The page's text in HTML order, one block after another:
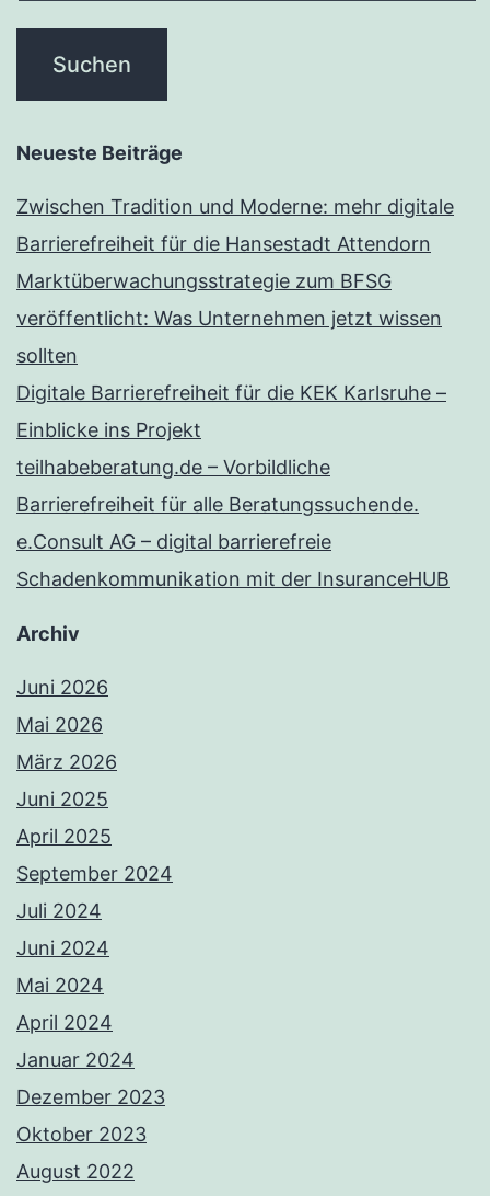
Neueste Beiträge
Zwischen Tradition und Moderne: mehr digitale
Barrierefreiheit für die Hansestadt Attendorn
Marktüberwachungsstrategie zum BFSG
veröffentlicht: Was Unternehmen jetzt wissen
sollten
Digitale Barrierefreiheit für die KEK Karlsruhe –
Einblicke ins Projekt
teilhabeberatung.de – Vorbildliche
Barrierefreiheit für alle Beratungssuchende.
e.Consult AG – digital barrierefreie
Schadenkommunikation mit der InsuranceHUB
Archiv
Juni 2026
Mai 2026
März 2026
Juni 2025
April 2025
September 2024
Juli 2024
Juni 2024
Mai 2024
April 2024
Januar 2024
Dezember 2023
Oktober 2023
August 2022